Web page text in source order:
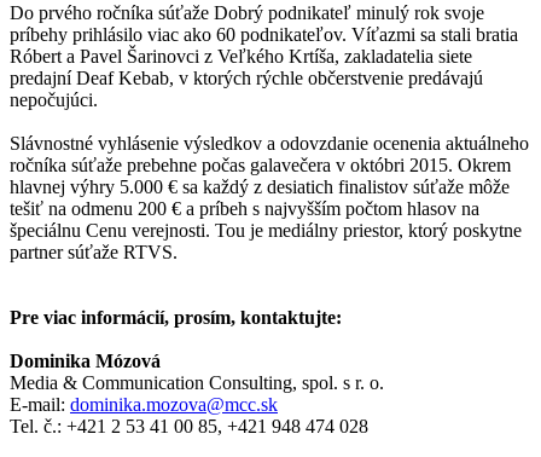
Do prvého ročníka súťaže Dobrý podnikateľ minulý rok svoje
príbehy prihlásilo viac ako 60 podnikateľov. Víťazmi sa stali bratia
Róbert a Pavel Šarinovci z Veľkého Krtíša, zakladatelia siete
predajní Deaf Kebab, v ktorých rýchle občerstvenie predávajú
nepočujúci.
Slávnostné vyhlásenie výsledkov a odovzdanie ocenenia aktuálneho
ročníka súťaže prebehne počas galavečera v októbri 2015. Okrem
hlavnej výhry 5.000 € sa každý z desiatich finalistov súťaže môže
tešiť na odmenu 200 € a príbeh s najvyšším počtom hlasov na
špeciálnu Cenu verejnosti. Tou je mediálny priestor, ktorý poskytne
partner súťaže RTVS.
Pre viac informácií, prosím, kontaktujte:
Dominika Mózová
Media & Communication Consulting, spol. s r. o.
E-mail: dominika.mozova@mcc.sk
Tel. č.: +421 2 53 41 00 85, +421 948 474 028